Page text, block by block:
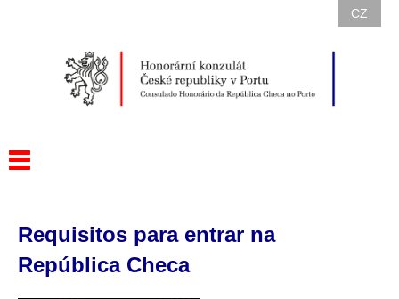
CZ
Requisitos para entrar na
República Checa